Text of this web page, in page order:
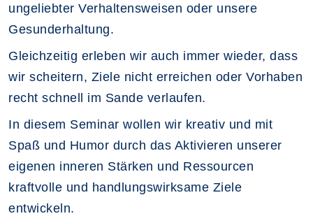
ungeliebter Verhaltensweisen oder unsere
Gesunderhaltung.
Gleichzeitig erleben wir auch immer wieder, dass
wir scheitern, Ziele nicht erreichen oder Vorhaben
recht schnell im Sande verlaufen.
In diesem Seminar wollen wir kreativ und mit
Spaß und Humor durch das Aktivieren unserer
eigenen inneren Stärken und Ressourcen
kraftvolle und handlungswirksame Ziele
entwickeln.